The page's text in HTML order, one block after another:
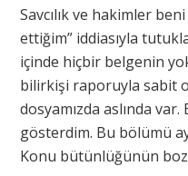
Savcılık ve hakimler
ettiğim” iddiasıyla
içinde hiçbir belgenin
bilirkişi raporuyla sabit
dosyamızda aslında
gösterdim. Bu bölümü
Konu bütünlüğünün